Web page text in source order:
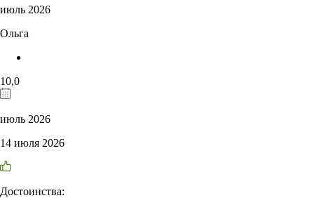
июль 2026
Ольга
10,0
июль 2026
14 июля 2026
Достоинства: